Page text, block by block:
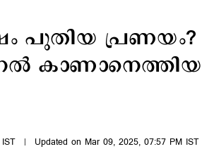
പുതിയ പ്രണയം?
കാണാനെത്തിയ
Updated on Mar 09, 2025, 07:57 PM IST